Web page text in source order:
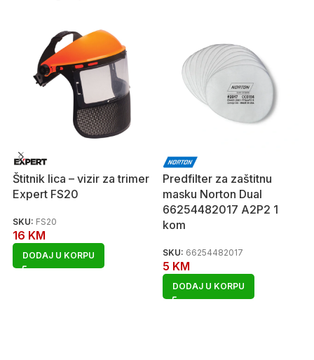
Štitnik lica – vizir za trimer
Expert FS20
SKU: FS20
16 KM
DODAJ U KORPU
Predfilter za zaštitnu
masku Norton Dual
66254482017 A2P2 1
kom
SKU: 66254482017
5 KM
DODAJ U KORPU